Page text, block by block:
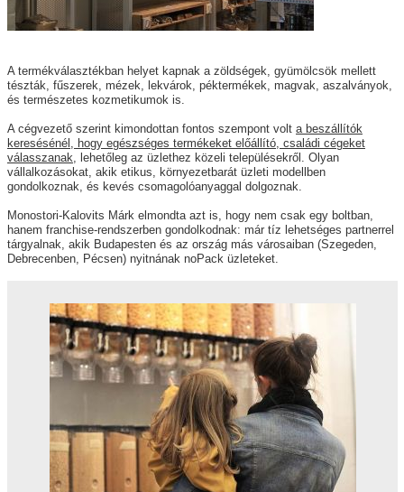
A termékválasztékban helyet kapnak a zöldségek, gyümölcsök mellett
tészták, fűszerek, mézek, lekvárok, péktermékek, magvak, aszalványok,
és természetes kozmetikumok is.
A cégvezető szerint kimondottan fontos szempont volt a beszállítók
keresésénél, hogy egészséges termékeket előállító, családi cégeket
válasszanak, lehetőleg az üzlethez közeli településekről. Olyan
vállalkozásokat, akik etikus, környezetbarát üzleti modellben
gondolkoznak, és kevés csomagolóanyaggal dolgoznak.
Monostori-Kalovits Márk elmondta azt is, hogy nem csak egy boltban,
hanem franchise-rendszerben gondolkodnak: már tíz lehetséges partnerrel
tárgyalnak, akik Budapesten és az ország más városaiban (Szegeden,
Debrecenben, Pécsen) nyitnának noPack üzleteket.